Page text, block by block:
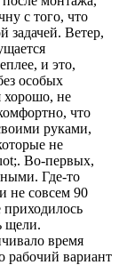
с того, что
задачей. Ветер,
и это,
особых
хорошо, не
что
руками,
не
Во-первых,
Где-то
не совсем 90
щели.
время
рабочий вариант